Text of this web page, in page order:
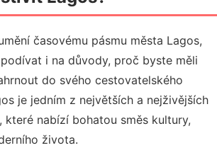
časovému pásmu města Lagos,
i na důvody, proč byste měli
do svého cestovatelského
je jedním z největších a nejživějších
které nabízí bohatou směs kultury,
života.